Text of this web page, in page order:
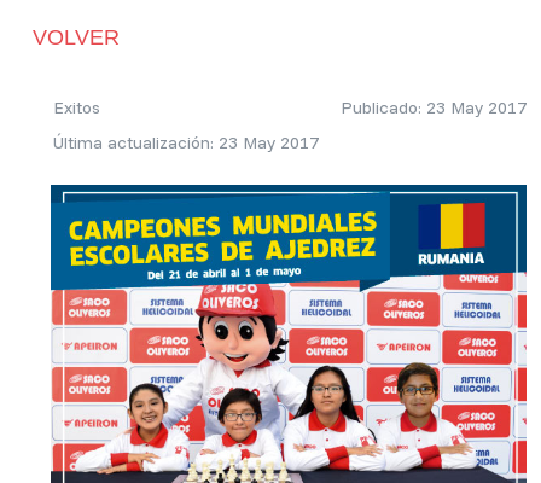
VOLVER
Exitos
Publicado: 23 May 2017
Última actualización: 23 May 2017